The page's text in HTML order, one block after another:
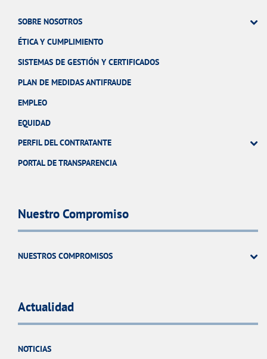
SOBRE NOSOTROS
ÉTICA Y CUMPLIMIENTO
SISTEMAS DE GESTIÓN Y CERTIFICADOS
PLAN DE MEDIDAS ANTIFRAUDE
EMPLEO
EQUIDAD
PERFIL DEL CONTRATANTE
PORTAL DE TRANSPARENCIA
Nuestro Compromiso
NUESTROS COMPROMISOS
Actualidad
NOTICIAS